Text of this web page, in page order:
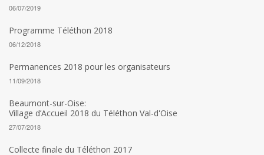
06/07/2019
Programme Téléthon 2018
06/12/2018
Permanences 2018 pour les organisateurs
11/09/2018
Beaumont-sur-Oise:
Village d’Accueil 2018 du Téléthon Val-d'Oise
27/07/2018
Collecte finale du Téléthon 2017